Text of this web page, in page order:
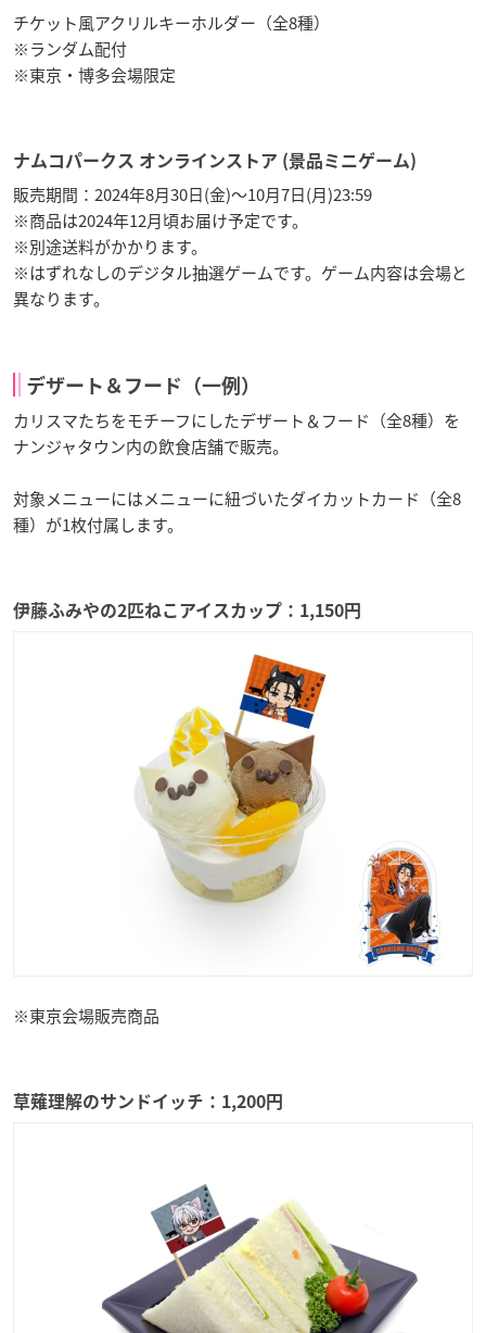
チケット風アクリルキーホルダー（全8種）
※ランダム配付
※東京・博多会場限定
ナムコパークス オンラインストア (景品ミニゲーム)
販売期間：2024年8月30日(金)～10月7日(月)23:59
※商品は2024年12月頃お届け予定です。
※別途送料がかかります。
※はずれなしのデジタル抽選ゲームです。ゲーム内容は会場と
異なります。
デザート＆フード（一例）
カリスマたちをモチーフにしたデザート＆フード（全8種）を
ナンジャタウン内の飲食店舗で販売。
対象メニューにはメニューに紐づいたダイカットカード（全8
種）が1枚付属します。
伊藤ふみやの2匹ねこアイスカップ：1,150円
※東京会場販売商品
草薙理解のサンドイッチ：1,200円